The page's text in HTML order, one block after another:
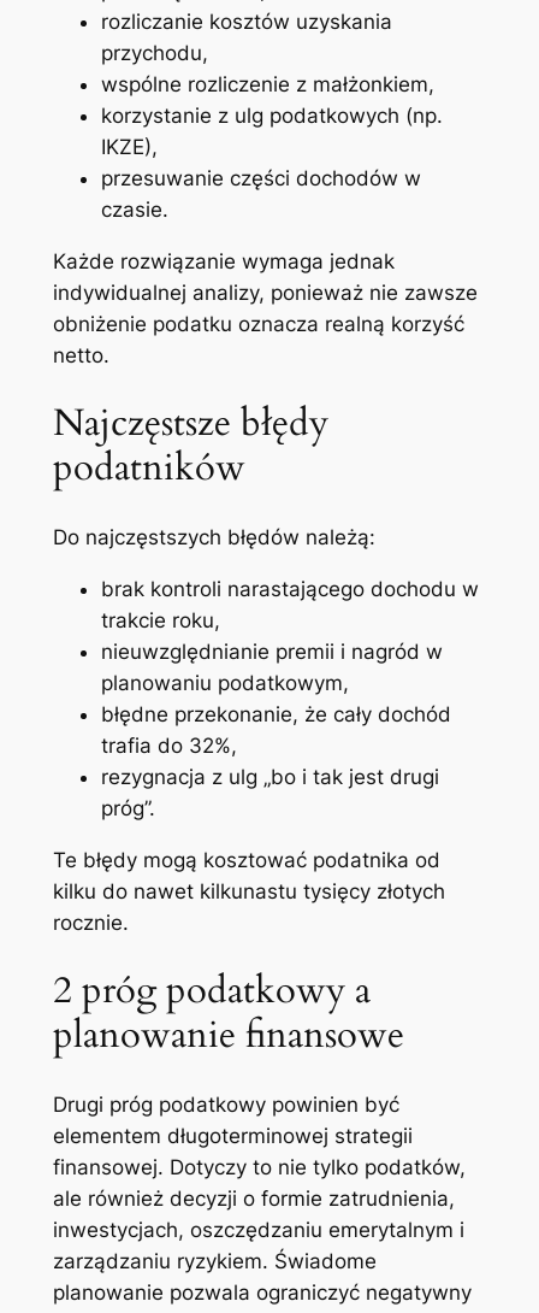
rozliczanie kosztów uzyskania
przychodu,
wspólne rozliczenie z małżonkiem,
korzystanie z ulg podatkowych (np.
IKZE),
przesuwanie części dochodów w
czasie.
Każde rozwiązanie wymaga jednak
indywidualnej analizy, ponieważ nie zawsze
obniżenie podatku oznacza realną korzyść
netto.
Najczęstsze błędy
podatników
Do najczęstszych błędów należą:
brak kontroli narastającego dochodu w
trakcie roku,
nieuwzględnianie premii i nagród w
planowaniu podatkowym,
błędne przekonanie, że cały dochód
trafia do 32%,
rezygnacja z ulg „bo i tak jest drugi
próg”.
Te błędy mogą kosztować podatnika od
kilku do nawet kilkunastu tysięcy złotych
rocznie.
2 próg podatkowy a
planowanie finansowe
Drugi próg podatkowy powinien być
elementem długoterminowej strategii
finansowej. Dotyczy to nie tylko podatków,
ale również decyzji o formie zatrudnienia,
inwestycjach, oszczędzaniu emerytalnym i
zarządzaniu ryzykiem. Świadome
planowanie pozwala ograniczyć negatywny